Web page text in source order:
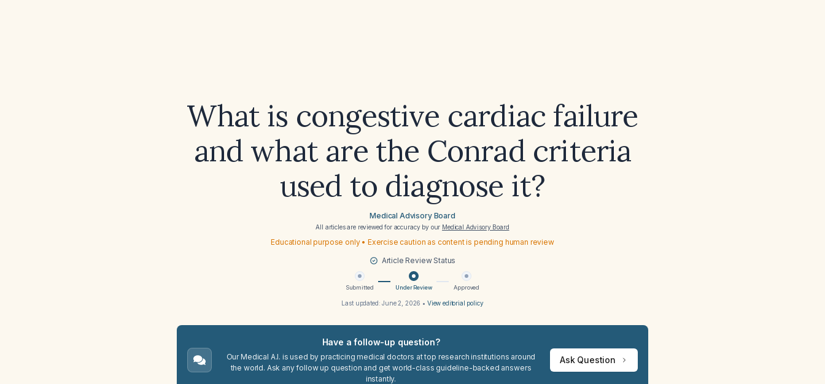
What is congestive cardiac failure
and what are the Conrad criteria
used to diagnose it?
Medical Advisory Board
All articles are reviewed for accuracy by our Medical Advisory Board
Educational purpose only • Exercise caution as content is pending human review
Article Review Status
Submitted Under Review Approved
Last updated:June 2, 2026 • View editorial policy
Have a follow-up question?
Our Medical A.I. is used by practicing medical doctors at top research institutions around
the world. Ask any follow up question and get world-class guideline-backed answers
instantly.
Ask Question